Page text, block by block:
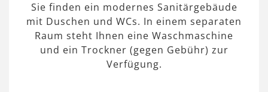
Sie finden ein modernes Sanitärgebäude
mit Duschen und WCs. In einem separaten
Raum steht Ihnen eine Waschmaschine
und ein Trockner (gegen Gebühr) zur
Verfügung.